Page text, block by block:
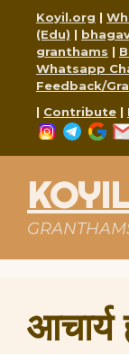
content
Koyil.org |
(Edu) |
granthams |
Whatsapp
Feedback/
| Contribute |
Instagram